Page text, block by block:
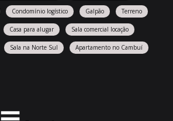
Condomínio logístico Galpão Terreno
Casa para alugar Sala comercial locação
Sala na Norte Sul Apartamento no Cambuí